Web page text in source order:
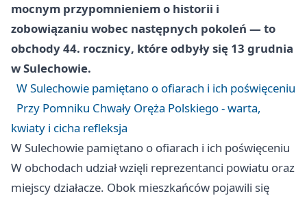
mocnym przypomnieniem o historii i
zobowiązaniu wobec następnych pokoleń — to
obchody44. rocznicy, które odbyły się 13 grudnia
wSulechowie.
W Sulechowie pamiętano o ofiarach i ich poświęceniu
Przy Pomniku Chwały Oręża Polskiego - warta,
kwiaty i cicha refleksja
W Sulechowie pamiętano o ofiarach i ich poświęceniu
W obchodach udział wzięli reprezentanci powiatu oraz
miejscy działacze. Obok mieszkańców pojawili się